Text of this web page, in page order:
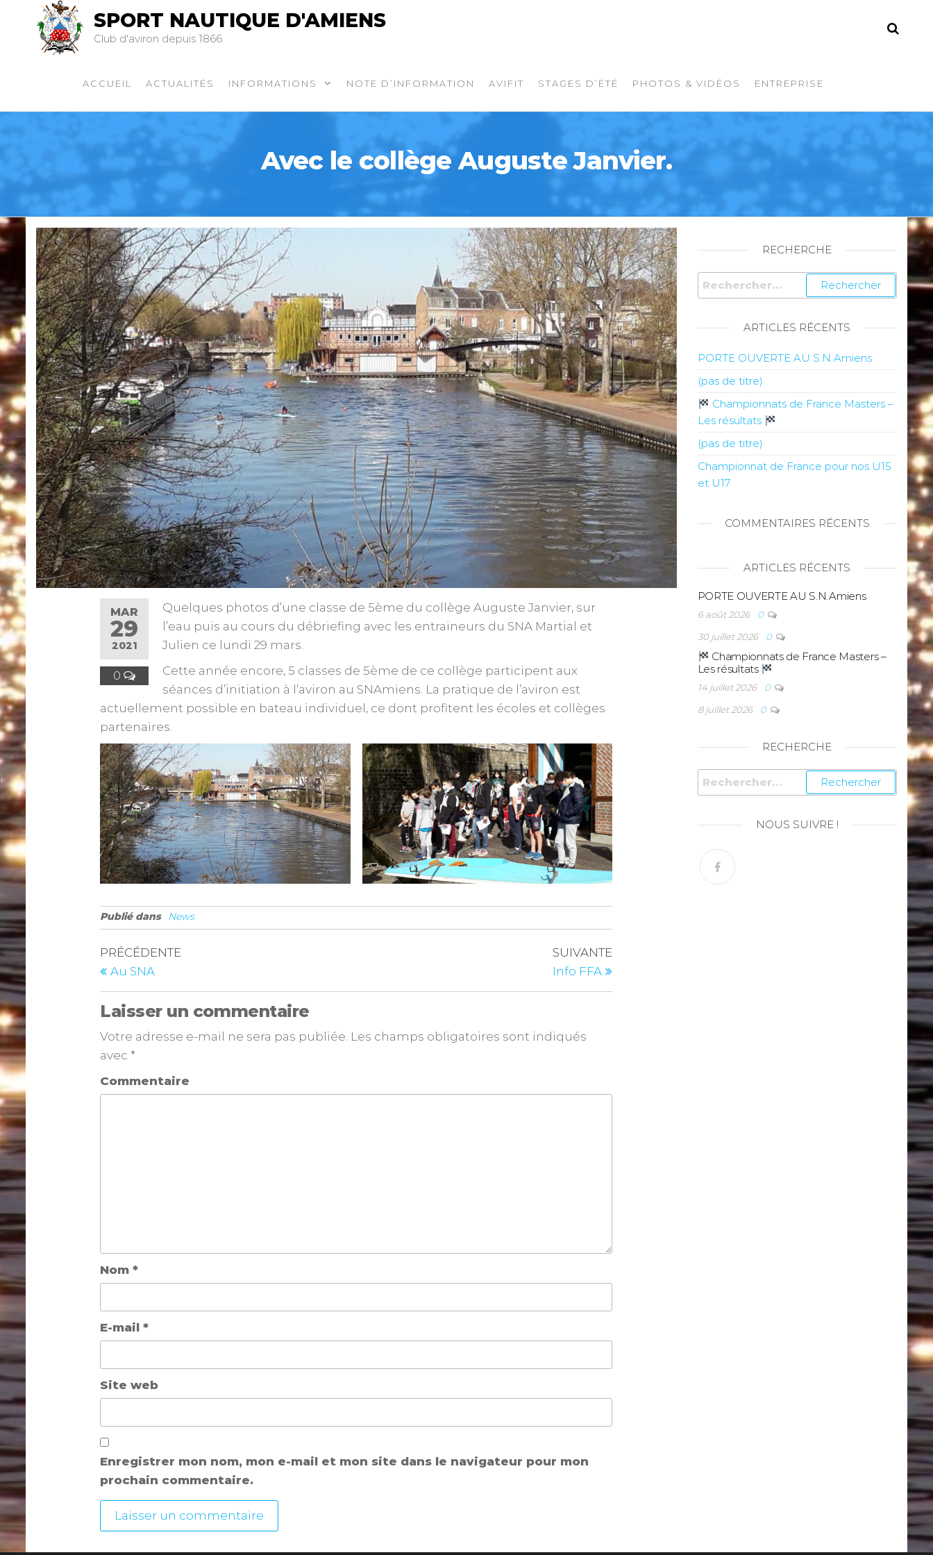
SPORT NAUTIQUE D'AMIENS
Club d'aviron depuis 1866
ACCUEIL ACTUALITÉS INFORMATIONS NOTE D’INFORMATION AVIFIT STAGES D’ÉTÉ PHOTOS & VIDÉOS ENTREPRISE
Avec le collège Auguste Janvier.
MAR
29
2021
0
Quelques photos d’une classe de 5ème du collège Auguste Janvier, sur
l’eau puis au cours du débriefing avec les entraineurs du SNA Martial et
Julien ce lundi 29 mars.
Cette année encore, 5 classes de 5ème de ce collège participent aux
séances d’initiation à l’aviron au SNAmiens. La pratique de l’aviron est
actuellement possible en bateau individuel, ce dont profitent les écoles et collèges
partenaires.
Publié dans News
PRÉCÉDENTE
Au SNA
SUIVANTE
Info FFA
Laisser un commentaire
Votre adresse e-mail ne sera pas publiée. Les champs obligatoires sont indiqués
avec*
Commentaire
Nom*
E-mail*
Site web
Enregistrer mon nom, mon e-mail et mon site dans le navigateur pour mon
prochain commentaire.
RECHERCHE
ARTICLES RÉCENTS
PORTE OUVERTE AU S.N.Amiens
(pas de titre)
Championnats de France Masters –
Les résultats
(pas de titre)
Championnat de France pour nos U15
et U17
COMMENTAIRES RÉCENTS
ARTICLES RÉCENTS
PORTE OUVERTE AU S.N.Amiens
6 août 2026
0
30 juillet 2026
0
Championnats de France Masters –
Les résultats
14 juillet 2026
0
8 juillet 2026
0
RECHERCHE
NOUS SUIVRE !